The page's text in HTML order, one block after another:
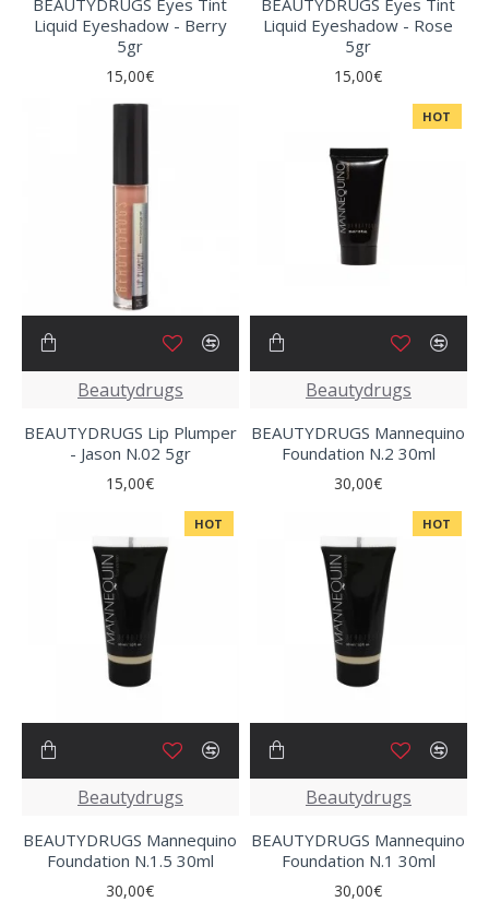
Liquid Eyeshadow - Berry
5gr
15,00€
Liquid Eyeshadow - Rose
5gr
15,00€
Beautydrugs
BEAUTYDRUGS Lip Plumper
- Jason N.02 5gr
15,00€
HOT
Beautydrugs
BEAUTYDRUGS Mannequino
Foundation N.2 30ml
30,00€
HOT
Beautydrugs
BEAUTYDRUGS Mannequino
Foundation N.1.5 30ml
30,00€
HOT
Beautydrugs
BEAUTYDRUGS Mannequino
Foundation N.1 30ml
30,00€